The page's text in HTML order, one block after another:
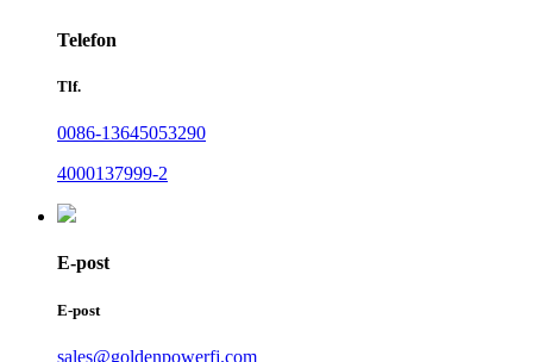
Telefon
Tlf.
0086-13645053290
4000137999-2
E-post
E-post
sales@goldenpowerfj.com